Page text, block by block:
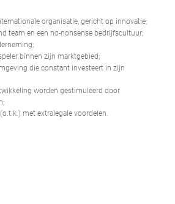
organisatie, gericht op innovatie;
team en een no-nonsense bedrijfscultuur;
binnen zijn marktgebied;
die constant investeert in zijn
worden gestimuleerd door
met extralegale voordelen.